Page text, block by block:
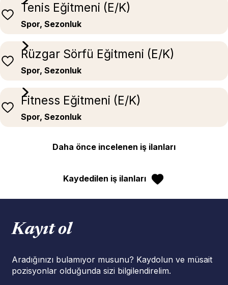
Tenis Eğitmeni (E/K)
Spor, Sezonluk
Rüzgar Sörfü Eğitmeni (E/K)
Spor, Sezonluk
Fitness Eğitmeni (E/K)
Spor, Sezonluk
Daha önce incelenen iş ilanları
Kaydedilen iş ilanları
Kayıt ol
Aradığınızı bulamıyor musunu? Kaydolun ve müsait
pozisyonlar olduğunda sizi bilgilendirelim.